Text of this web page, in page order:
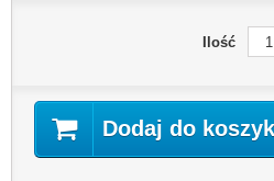
Ilość
Dodaj do